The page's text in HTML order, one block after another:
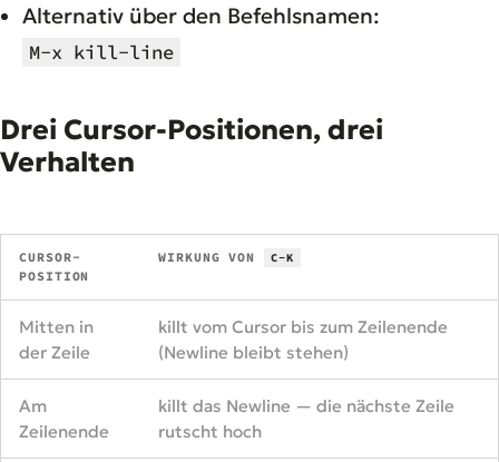
Alternativ über den Befehlsnamen:
M-x kill-line
Drei Cursor-Positionen, drei
Verhalten
CURSOR-
POSITION
WIRKUNG VON C-K
Mitten in
der Zeile
killt vom Cursor bis zum Zeilenende
(Newline bleibt stehen)
Am
Zeilenende
killt das Newline — die nächste Zeile
rutscht hoch